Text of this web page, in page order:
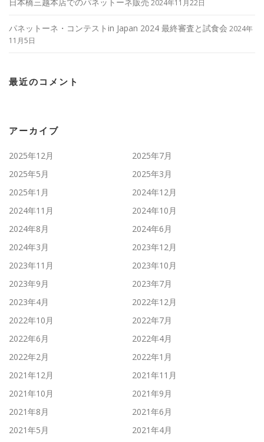
2024年11月22日
パネットーネ・コンテストin Japan 2024 最終審査と試食会 2024年
11月5日
最近のコメント
アーカイブ
2025年12月
2025年7月
2025年5月
2025年3月
2025年1月
2024年12月
2024年11月
2024年10月
2024年8月
2024年6月
2024年3月
2023年12月
2023年11月
2023年10月
2023年9月
2023年7月
2023年4月
2022年12月
2022年10月
2022年7月
2022年6月
2022年4月
2022年2月
2022年1月
2021年12月
2021年11月
2021年10月
2021年9月
2021年8月
2021年6月
2021年5月
2021年4月